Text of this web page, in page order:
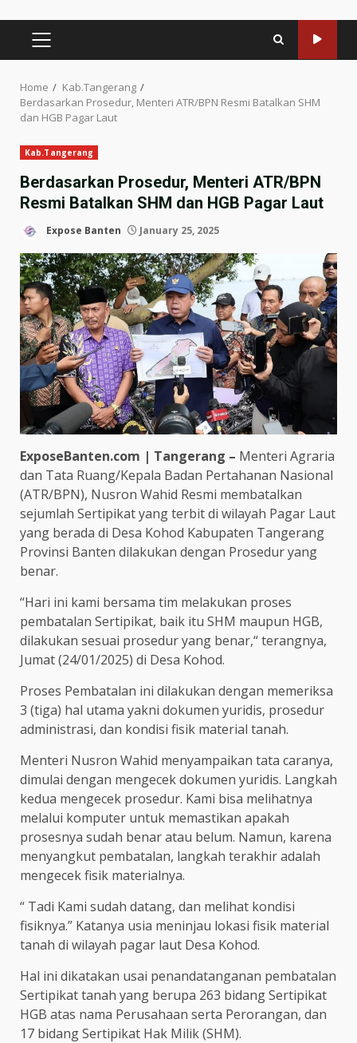
PRIMARY
MENU
Home
Kab.Tangerang
Berdasarkan Prosedur, Menteri ATR/BPN Resmi Batalkan SHM
dan HGB Pagar Laut
Kab.Tangerang
Berdasarkan Prosedur, Menteri ATR/BPN
Resmi Batalkan SHM dan HGB Pagar Laut
Expose Banten January 25, 2025
ExposeBanten.com | Tangerang – Menteri Agraria
dan Tata Ruang/Kepala Badan Pertahanan Nasional
(ATR/BPN), Nusron Wahid Resmi membatalkan
sejumlah Sertipikat yang terbit di wilayah Pagar Laut
yang berada di Desa Kohod Kabupaten Tangerang
Provinsi Banten dilakukan dengan Prosedur yang
benar.
“Hari ini kami bersama tim melakukan proses
pembatalan Sertipikat, baik itu SHM maupun HGB,
dilakukan sesuai prosedur yang benar,“ terangnya,
Jumat (24/01/2025) di Desa Kohod.
Proses Pembatalan ini dilakukan dengan memeriksa
3 (tiga) hal utama yakni dokumen yuridis, prosedur
administrasi, dan kondisi fisik material tanah.
Menteri Nusron Wahid menyampaikan tata caranya,
dimulai dengan mengecek dokumen yuridis. Langkah
kedua mengecek prosedur. Kami bisa melihatnya
melalui komputer untuk memastikan apakah
prosesnya sudah benar atau belum. Namun, karena
menyangkut pembatalan, langkah terakhir adalah
mengecek fisik materialnya.
“ Tadi Kami sudah datang, dan melihat kondisi
fisiknya.” Katanya usia meninjau lokasi fisik material
tanah di wilayah pagar laut Desa Kohod.
Hal ini dikatakan usai penandatanganan pembatalan
Sertipikat tanah yang berupa 263 bidang Sertipikat
HGB atas nama Perusahaan serta Perorangan, dan
17 bidang Sertipikat Hak Milik (SHM).